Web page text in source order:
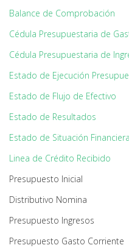
Balance de Comprobación
Cédula Presupuestaria de
Cédula Presupuestaria de
Estado de Ejecución
Estado de Flujo de Efectivo
Estado de Resultados
Estado de Situación Financiera
Linea de Crédito Recibido
Presupuesto Inicial
Distributivo Nomina
Presupuesto Ingresos
Presupuesto Gasto Corriente